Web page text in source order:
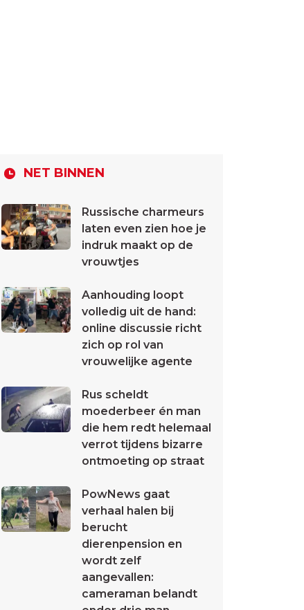
NET BINNEN
Russische charmeurs
laten even zien hoe je
indruk maakt op de
vrouwtjes
Aanhouding loopt
volledig uit de hand:
online discussie richt
zich op rol van
vrouwelijke agente
Rus scheldt
moederbeer én man
die hem redt helemaal
verrot tijdens bizarre
ontmoeting op straat
PowNews gaat
verhaal halen bij
berucht
dierenpension en
wordt zelf
aangevallen:
cameraman belandt